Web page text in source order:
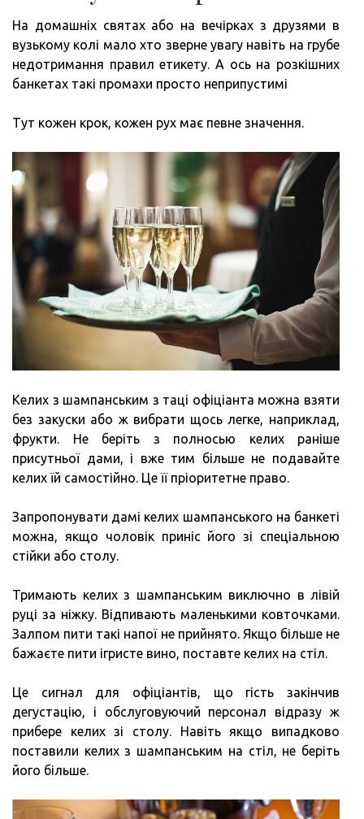
На домашніх святах або на вечірках з друзями в
вузькому колі мало хто зверне увагу навіть на грубе
недотримання правил етикету. А ось на розкішних
банкетах такі промахи просто неприпустимі
Тут кожен крок, кожен рух має певне значення.
Келих з шампанським з таці офіціанта можна взяти
без закуски або ж вибрати щось легке, наприклад,
фрукти. Не беріть з полносью келих раніше
присутньої дами, і вже тим більше не подавайте
келих їй самостійно. Це її пріоритетне право.
Запропонувати дамі келих шампанського на банкеті
можна, якщо чоловік приніс його зі спеціальною
стійки або столу.
Тримають келих з шампанським виключно в лівій
руці за ніжку. Відпивають маленькими ковточками.
Залпом пити такі напої не прийнято. Якщо більше не
бажаєте пити ігристе вино, поставте келих на стіл.
Це сигнал для офіціантів, що гість закінчив
дегустацію, і обслуговуючий персонал відразу ж
прибере келих зі столу. Навіть якщо випадково
поставили келих з шампанським на стіл, не беріть
його більше.